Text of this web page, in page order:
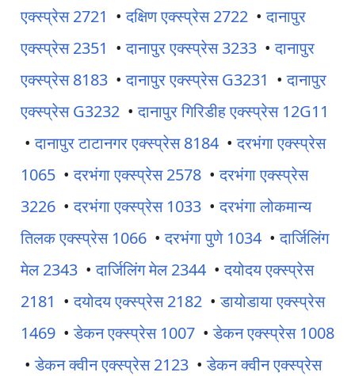
एक्स्प्रेस 2721 •दक्षिण एक्स्प्रेस 2722 •दानापुर
एक्स्प्रेस 2351 •दानापुर एक्स्प्रेस 3233 •दानापुर
एक्स्प्रेस 8183 •दानापुर एक्स्प्रेस G3231 •दानापुर
एक्स्प्रेस G3232 •दानापुर गिरिडीह एक्स्प्रेस 12G11
•दानापुर टाटानगर एक्स्प्रेस 8184 •दरभंगा एक्स्प्रेस
1065 •दरभंगा एक्स्प्रेस 2578 •दरभंगा एक्स्प्रेस
3226 •दरभंगा एक्स्प्रेस 1033 •दरभंगा लोकमान्य
तिलक एक्स्प्रेस 1066 •दरभंगा पुणे 1034 •दार्जिलिंग
मेल 2343 •दार्जिलिंग मेल 2344 •दयोदय एक्स्प्रेस
2181 •दयोदय एक्स्प्रेस 2182 •डायोडाया एक्स्प्रेस
1469 •डेकन एक्स्प्रेस 1007 •डेकन एक्स्प्रेस 1008
•डेकन क्वीन एक्स्प्रेस 2123 •डेकन क्वीन एक्स्प्रेस